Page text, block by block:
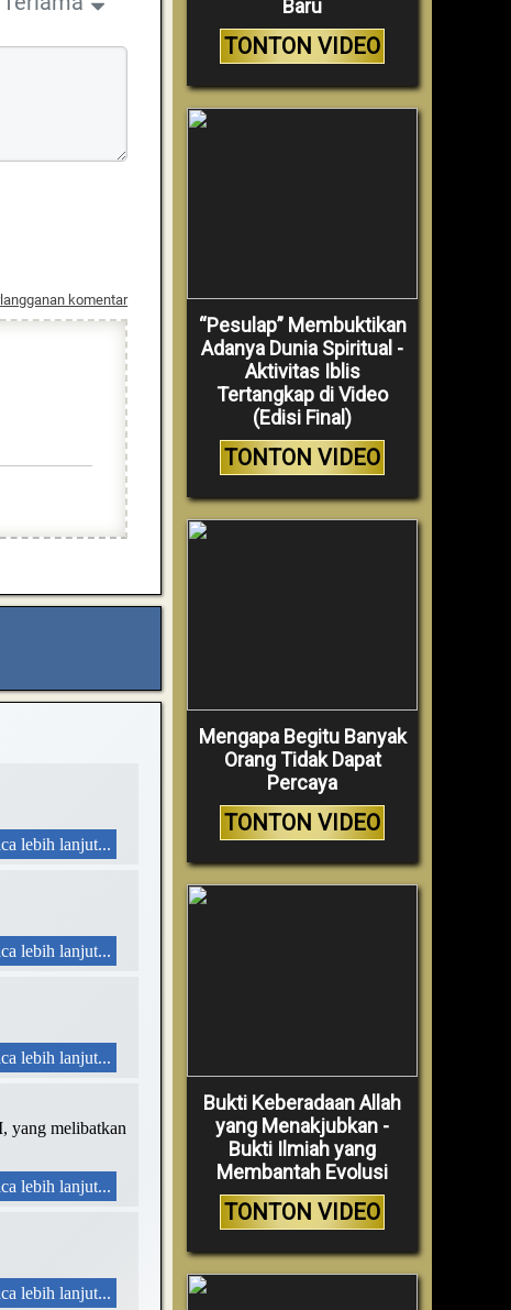
komentar
lebih lanjut...
lebih lanjut...
lebih lanjut...
yang melibatkan
lebih lanjut...
lebih lanjut...
Baru
TONTON VIDEO
“Pesulap” Membuktikan
Adanya Dunia Spiritual -
Aktivitas Iblis
Tertangkap di Video
(Edisi Final)
TONTON VIDEO
Mengapa Begitu Banyak
Orang Tidak Dapat
Percaya
TONTON VIDEO
Bukti Keberadaan Allah
yang Menakjubkan -
Bukti Ilmiah yang
Membantah Evolusi
TONTON VIDEO